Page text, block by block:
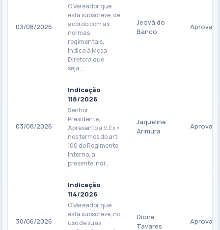
03/08/2026
O Vereador que
esta subscreve, de
acordo com as
normas
regimentais,
indica à Mesa
Diretora que
seja...
Jeová do
Banco
03/08/2026
Indicação
118/2026
Senhor
Presidente,
Apresento a V. Ex.ª,
nos termos do art.
100 do Regimento
Interno, a
presente Indi...
Jaqueline
Arimura
30/06/2026
Indicação
114/2026
O Vereador que
esta subscreve, no
uso de suas
Dione
Tavares